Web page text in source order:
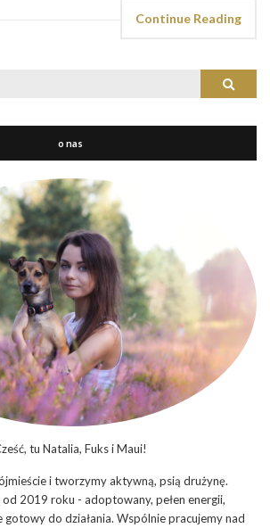
Continue Reading
Search
o nas
tu Natalia, Fuks i Maui!
i tworzymy aktywną, psią drużynę.
od 2019 roku - adoptowany, pełen energii,
gotowy do działania. Wspólnie pracujemy nad